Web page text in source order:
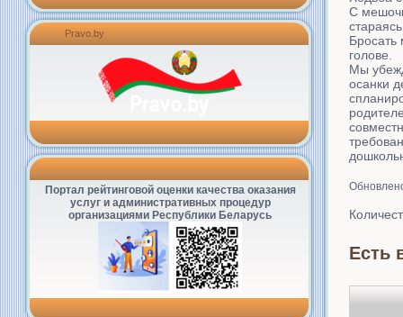
Pravo.by
Портал рейтинговой оценки качества оказания
услуг и административных процедур
организациями Республики Беларусь
С
Бросать
голове.
Мы
осанки
Есть